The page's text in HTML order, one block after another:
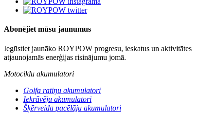
Abonējiet mūsu jaunumus
Iegūstiet jaunāko ROYPOW progresu, ieskatus un aktivitātes
atjaunojamās enerģijas risinājumu jomā.
Motociklu akumulatori
Golfa ratiņu akumulatori
Iekrāvēju akumulatori
Šķērveida pacēlāju akumulatori